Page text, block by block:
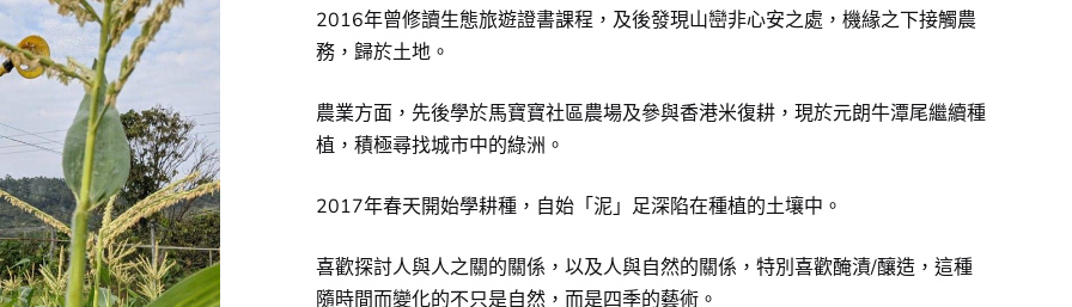
2016年曾修讀生態旅遊證書課程，及後發現山巒非心安之處，機緣之下接觸農
務，歸於土地。
農業方面，先後學於馬寶寶社區農場及參與香港米復耕，現於元朗牛潭尾繼續種
植，積極尋找城市中的綠洲。
2017年春天開始學耕種，自始「泥」足深陷在種植的土壤中。
喜歡探討人與人之關的關係，以及人與自然的關係，特別喜歡醃漬/釀造，這種
隨時間而變化的不只是自然，而是四季的藝術。